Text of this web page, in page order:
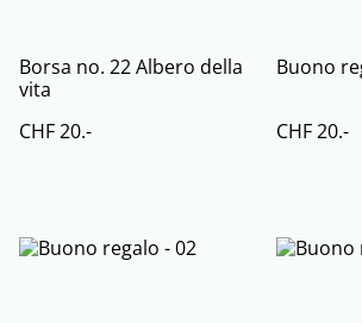
Borsa no. 22 Albero della
vita
CHF 20.-
Buono
CHF 20.-